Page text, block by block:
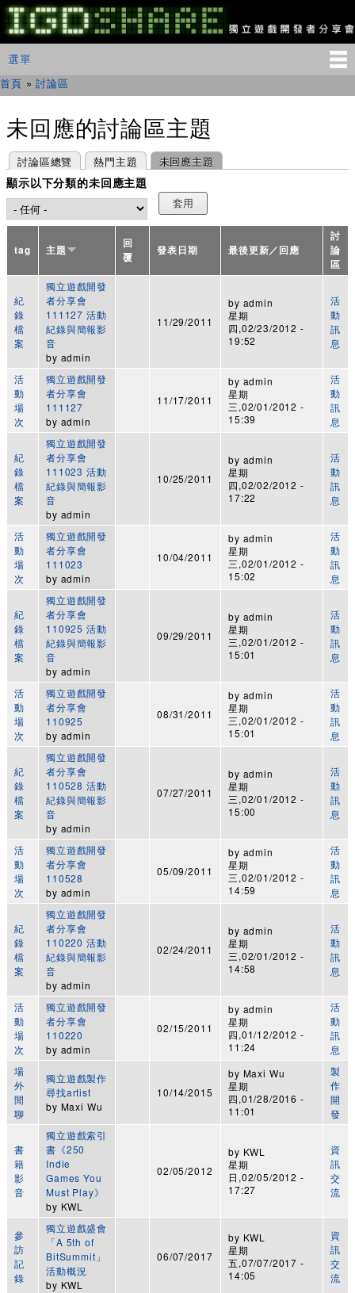
移
至
主
IGDSHARE
獨
遊
發
會
主選單
選單
您在這裡
首頁 »討論區
未回應的討論區主題
主要索引標籤
討論區總覽 熱門主題 未回應主題
(作用中頁籤)
顯示以下分類的未回應主題
tag 主題
回
覆
發表日期 最後更新／回應
討
論
區
紀
錄
檔
案
獨立遊戲開發
者分享會
111127 活動
紀錄與簡報影
音
by admin
11/29/2011
by admin
星期
四,02/23/2012 -
19:52
活
動
訊
息
活
動
場
次
獨立遊戲開發
者分享會
111127
by admin
11/17/2011
by admin
星期
三,02/01/2012 -
15:39
活
動
訊
息
紀
錄
檔
案
獨立遊戲開發
者分享會
111023 活動
紀錄與簡報影
音
by admin
10/25/2011
by admin
星期
四,02/02/2012 -
17:22
活
動
訊
息
活
動
場
次
獨立遊戲開發
者分享會
111023
by admin
10/04/2011
by admin
星期
三,02/01/2012 -
15:02
活
動
訊
息
紀
錄
檔
案
獨立遊戲開發
者分享會
110925 活動
紀錄與簡報影
音
by admin
09/29/2011
by admin
星期
三,02/01/2012 -
15:01
活
動
訊
息
活
動
場
次
獨立遊戲開發
者分享會
110925
by admin
08/31/2011
by admin
星期
三,02/01/2012 -
15:01
活
動
訊
息
紀
錄
檔
案
獨立遊戲開發
者分享會
110528 活動
紀錄與簡報影
音
by admin
07/27/2011
by admin
星期
三,02/01/2012 -
15:00
活
動
訊
息
活
動
場
次
獨立遊戲開發
者分享會
110528
by admin
05/09/2011
by admin
星期
三,02/01/2012 -
14:59
活
動
訊
息
紀
錄
檔
案
獨立遊戲開發
者分享會
110220 活動
紀錄與簡報影
音
by admin
02/24/2011
by admin
星期
三,02/01/2012 -
14:58
活
動
訊
息
活
動
場
次
獨立遊戲開發
者分享會
110220
by admin
02/15/2011
by admin
星期
四,01/12/2012 -
11:24
活
動
訊
息
場
外
閒
聊
獨立遊戲製作
尋找artist
by Maxi Wu
10/14/2015
by Maxi Wu
星期
四,01/28/2016 -
11:01
製
作
開
發
書
籍
影
音
獨立遊戲索引
書《250
Indie
Games You
Must Play》
by KWL
02/05/2012
by KWL
星期
日,02/05/2012 -
17:27
資
訊
交
流
參
訪
記
錄
獨立遊戲盛會
「A 5th of
BitSummit」
活動概況
by KWL
06/07/2017
by KWL
星期
五,07/07/2017 -
14:05
資
訊
交
流